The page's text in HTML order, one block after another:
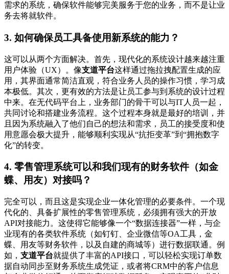
需求的系统，确保软件能够完美服务于您的业务，而不是让业
务去将就软件。
3. 如何确保员工具备使用新系统的能力？
这可以从两个方面解决。首先，现代化的系统设计越来越注重
用户体验（UX）。像支道平台这样通过拖拉拽配置生成的应
用，其界面通常简洁直观，符合业务人员的操作习惯，学习成
本极低。其次，更有效的方法是让员工参与到系统的设计过程
中来。在无代码平台上，业务部门的骨干可以与IT人员一起，
共同讨论和搭建业务流程。这个过程本身就是最好的培训，并
且因为系统融入了他们自己的想法和需求，员工的接受度和使
用意愿会极大提升，能够顺利实现从“抗拒变革”到“拥抱数字
化”的转变。
4. 零售管理系统可以和我们现有的财务软件（如金
蝶、用友）对接吗？
完全可以，而且这是实现企业一体化管理的必要条件。一个现
代化的、具备扩展性的零售管理系统，必须拥有强大的开放
API对接能力。这使得它能够像一个“数据连接器”一样，与企
业现有的各类软件系统（如钉钉、企业微信等OA工具，金
蝶、用友等财务软件，以及自建的商城等）进行数据联通。例
如， 支道平台就提供了丰富的API接口，可以轻松实现订单数
据自动同步至财务系统生成凭证，或者将CRM中的客户信息